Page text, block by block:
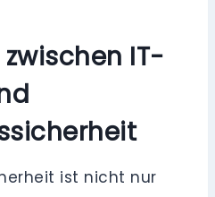
IT-
ist nicht nur